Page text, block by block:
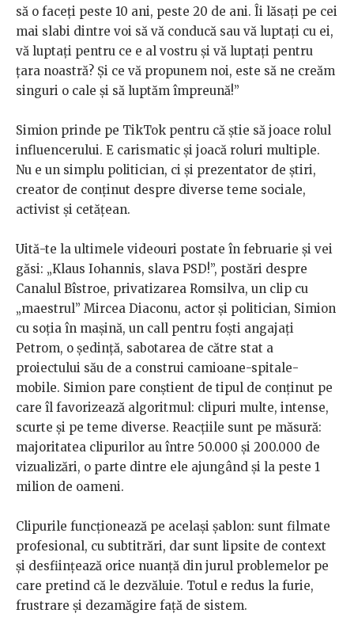
să o faceți peste 10 ani, peste 20 de ani. Îi lăsați pe cei
mai slabi dintre voi să vă conducă sau vă luptați cu ei,
vă luptați pentru ce e al vostru și vă luptați pentru
țara noastră? Și ce vă propunem noi, este să ne creăm
singuri o cale și să luptăm împreună!”
Simion prinde pe TikTok pentru că știe să joace rolul
influencerului. E carismatic și joacă roluri multiple.
Nu e un simplu politician, ci și prezentator de știri,
creator de conținut despre diverse teme sociale,
activist și cetățean.
Uită-te la ultimele videouri postate în februarie și vei
găsi: „Klaus Iohannis, slava PSD!”, postări despre
Canalul Bîstroe, privatizarea Romsilva, un clip cu
„maestrul” Mircea Diaconu, actor și politician, Simion
cu soția în mașină, un call pentru foști angajați
Petrom, o ședință, sabotarea de către stat a
proiectului său de a construi camioane-spitale-
mobile. Simion pare conștient de tipul de conținut pe
care îl favorizează algoritmul: clipuri multe, intense,
scurte și pe teme diverse. Reacțiile sunt pe măsură:
majoritatea clipurilor au între 50.000 și 200.000 de
vizualizări, o parte dintre ele ajungând și la peste 1
milion de oameni.
Clipurile funcționează pe același șablon: sunt filmate
profesional, cu subtitrări, dar sunt lipsite de context
și desființează orice nuanță din jurul problemelor pe
care pretind că le dezvăluie. Totul e redus la furie,
frustrare și dezamăgire față de sistem.